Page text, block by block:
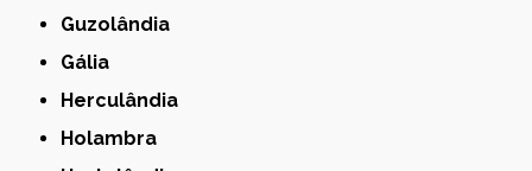
Guzolândia
Gália
Herculândia
Holambra